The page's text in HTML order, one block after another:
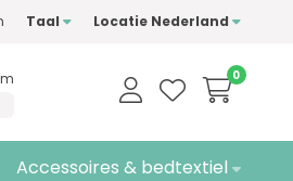
Gratis bezorging
Taal Locatie Nederland
0
Accessoires & bedtextiel